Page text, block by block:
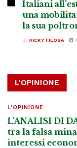
Italiani
una
la sua
DI RICKY FILOSA
L'OPINIONE
L'OPINIONE
L’ANALISI DI
tra la falsa
interessi